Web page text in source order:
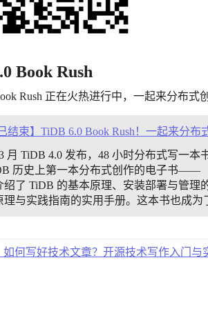
Book Rush
Rush 正在火热进行中，一起来分布式
结束】TiDB 6.0 Book Rush！一起来分
月 TiDB 4.0 发布，48 小时分布式写一
历史上第一本分布式创作的电子书——
绍了 TiDB 的基本原理、安装部署与管理
理与实践指南的实用手册。这本书也成
如何写好技术文章？开源技术写作入门